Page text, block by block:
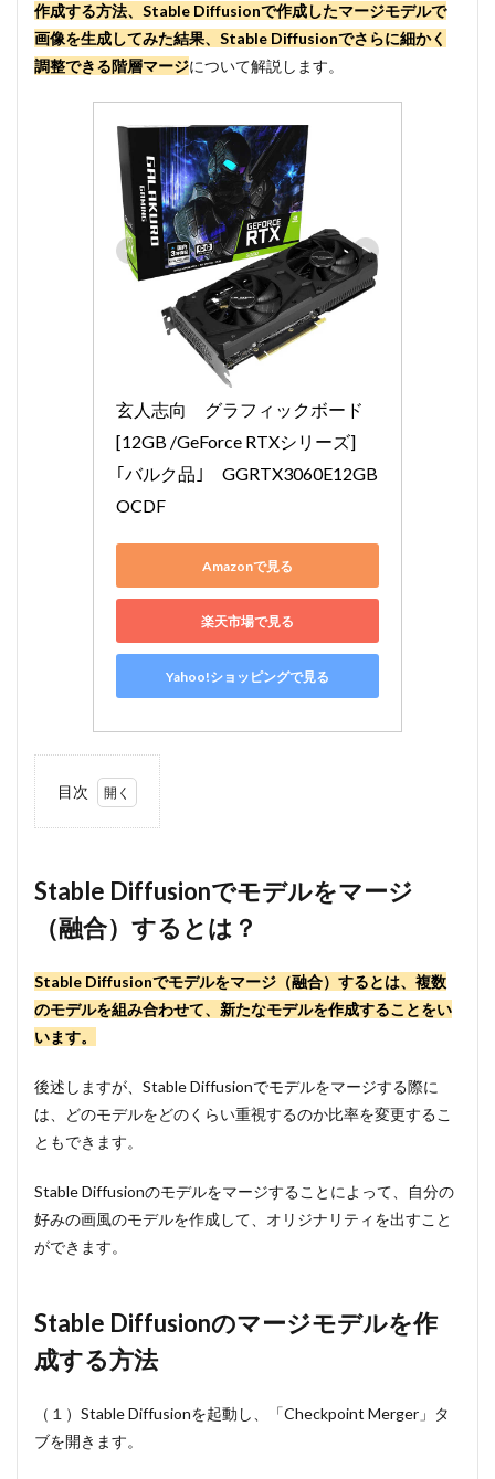
作成する方法、Stable Diffusionで作成したマージモデルで
画像を生成してみた結果、Stable Diffusionでさらに細かく
調整できる階層マージについて解説します。
玄人志向　グラフィックボード
[12GB /GeForce RTXシリーズ]
｢バルク品｣　GGRTX3060E12GB
OCDF
Amazonで見る
楽天市場で見る
Yahoo!ショッピングで見る
目次
でモデル
をマージ
（融合）
すると
2
Stable
Diffusion
モデルを
作成する
方法
3
Diffusion
で作成し
モデルで
た！
3.1
①Chilloutmix
のマージモデ
ル
Stable Diffusionでモデルをマージ
（融合）するとは？
Stable Diffusionでモデルをマージ（融合）するとは、複数
のモデルを組み合わせて、新たなモデルを作成することをい
います。
後述しますが、Stable Diffusionでモデルをマージする際に
は、どのモデルをどのくらい重視するのか比率を変更するこ
ともできます。
Stable Diffusionのモデルをマージすることによって、自分の
好みの画風のモデルを作成して、オリジナリティを出すこと
ができます。
Stable Diffusionのマージモデルを作
成する方法
（１）Stable Diffusionを起動し、「Checkpoint Merger」タ
ブを開きます。